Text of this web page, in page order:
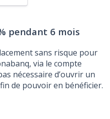
pendant 6 mois
sans risque pour
via le compte
nécessaire d’ouvrir un
de pouvoir en bénéficier.